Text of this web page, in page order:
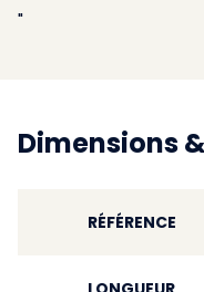
"
Dimensions
RÉFÉRENCE